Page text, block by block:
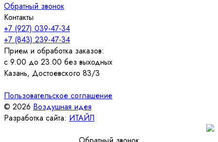
Обратный звонок
Контакты
+7 (927) 039-47-34
+7 (843) 239-47-34
Прием и обработка заказов:
с 9.00 до 23.00 без выходных
Казань, Достоевского 83/3
Пользовательское соглашение
© 2026 Воздушная идея
Разработка сайта: ИТАЙЛ